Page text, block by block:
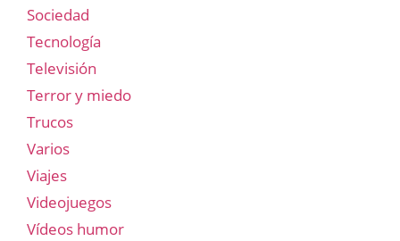
Sociedad
Tecnología
Televisión
Terror y miedo
Trucos
Varios
Viajes
Videojuegos
Vídeos humor